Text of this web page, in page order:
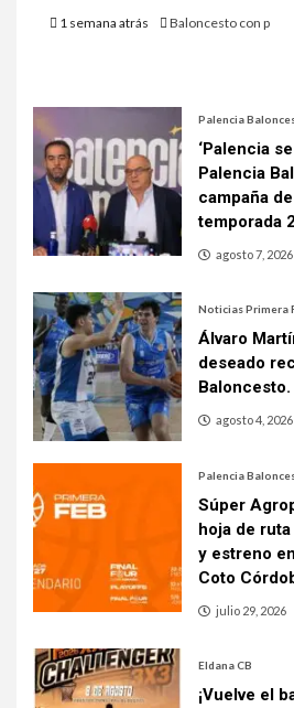
1 semana atrás Baloncesto con p
Palencia
‘Palencia
Palencia
campaña
temporada
agosto 7, 2026
Noticias Primera
Álvaro
deseado
Baloncesto.
agosto 4, 2026
Palencia
Súper
hoja de
y estreno
Coto
julio 29, 2026
Eldana CB
¡Vuelve el